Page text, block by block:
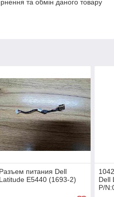
та обмін даного товару
Разъем питания Dell
Latitude E5440 (1693-2)
Dell
P/